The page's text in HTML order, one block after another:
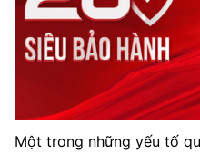
Một trong những yếu tố